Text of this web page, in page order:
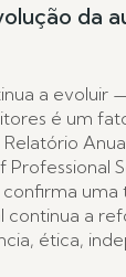
da
a evoluir
é um
Professional
uma
continua a
ética,